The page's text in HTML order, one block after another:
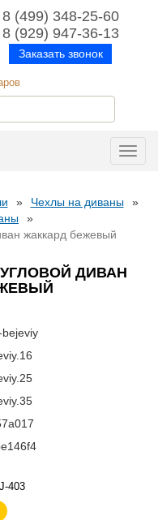
8 (499) 348-25-60
8 (929) 947-36-13
Заказать звонок
» Чехлы на диваны
»
»
жаккард бежевый
ДИВАН
403